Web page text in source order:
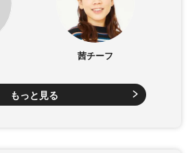
茜チーフ
もっと見る